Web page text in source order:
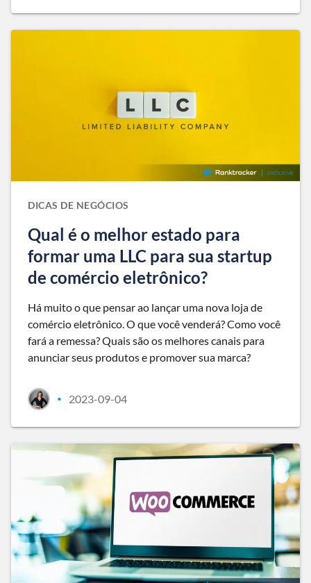
DICAS DE NEGÓCIOS
Qual é o melhor estado para
formar uma LLC para sua startup
de comércio eletrônico?
Há muito o que pensar ao lançar uma nova loja de
comércio eletrônico. O que você venderá? Como você
fará a remessa? Quais são os melhores canais para
anunciar seus produtos e promover sua marca?
• 2023-09-04